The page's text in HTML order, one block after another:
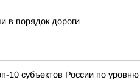
в порядок дороги
10 субъектов России по